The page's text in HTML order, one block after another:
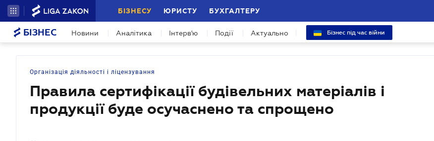
БІЗНЕСУ ЮРИСТУ БУХГАЛТЕРУ
БІЗНЕС Новини Аналітика Інтерв'ю Події Актуально Бізнес під час війни
Організація діяльності і ліцензування
Правила сертифікації будівельних матеріалів і
продукції буде осучаснено та спрощено